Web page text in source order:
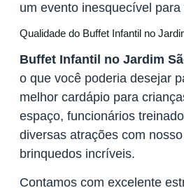
um evento inesquecível para
Qualidade do Buffet Infantil no
Buffet Infantil no Jardim
o que você poderia desejar
melhor cardápio para
espaço, funcionários
diversas atrações com
brinquedos incríveis.
Contamos com excelente